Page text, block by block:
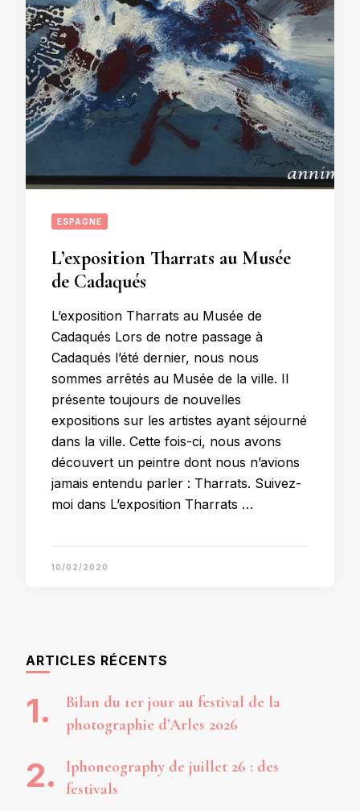
ESPAGNE
L’exposition Tharrats au Musée
de Cadaqués
L’exposition Tharrats au Musée de
Cadaqués Lors de notre passage à
Cadaqués l’été dernier, nous nous
sommes arrêtés au Musée de la ville. Il
présente toujours de nouvelles
expositions sur les artistes ayant séjourné
dans la ville. Cette fois-ci, nous avons
découvert un peintre dont nous n’avions
jamais entendu parler : Tharrats. Suivez-
moi dans L’exposition Tharrats …
10/02/2020
ARTICLES RÉCENTS
Bilan du 1er jour au festival de la
photographie d’Arles 2026
Iphoneography de juillet 26 : des
festivals